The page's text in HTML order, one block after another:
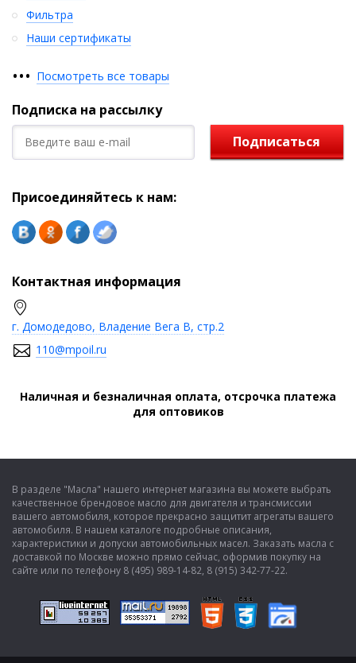
Фильтра
Наши сертификаты
••• Посмотреть все товары
Подписка на рассылку
Подписаться
Присоединяйтесь к нам:
Контактная информация
г. Домодедово, Владение Вега В, стр.2
110@mpoil.ru
Наличная и безналичная оплата, отсрочка платежа
для оптовиков
В разделе "Масла" нашего интернет магазина вы можете выбрать
качественное брендовое масло для двигателя и трансмиссии
вашего автомобиля, которое прекрасно защитит агрегаты вашего
автомобиля. В нашем каталоге подробные описания,
характеристики и допуски автомобильных масел. Заказать масла с
доставкой по Москве можно прямо сейчас, оформив покупку на
сайте или по телефону 8 (495) 989-14-82, 8 (915) 342-77-22.